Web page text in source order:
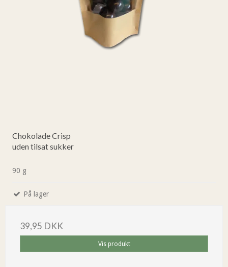
Chokolade Crisp
uden tilsat sukker
90 g
På lager
39,95 DKK
Vis produkt